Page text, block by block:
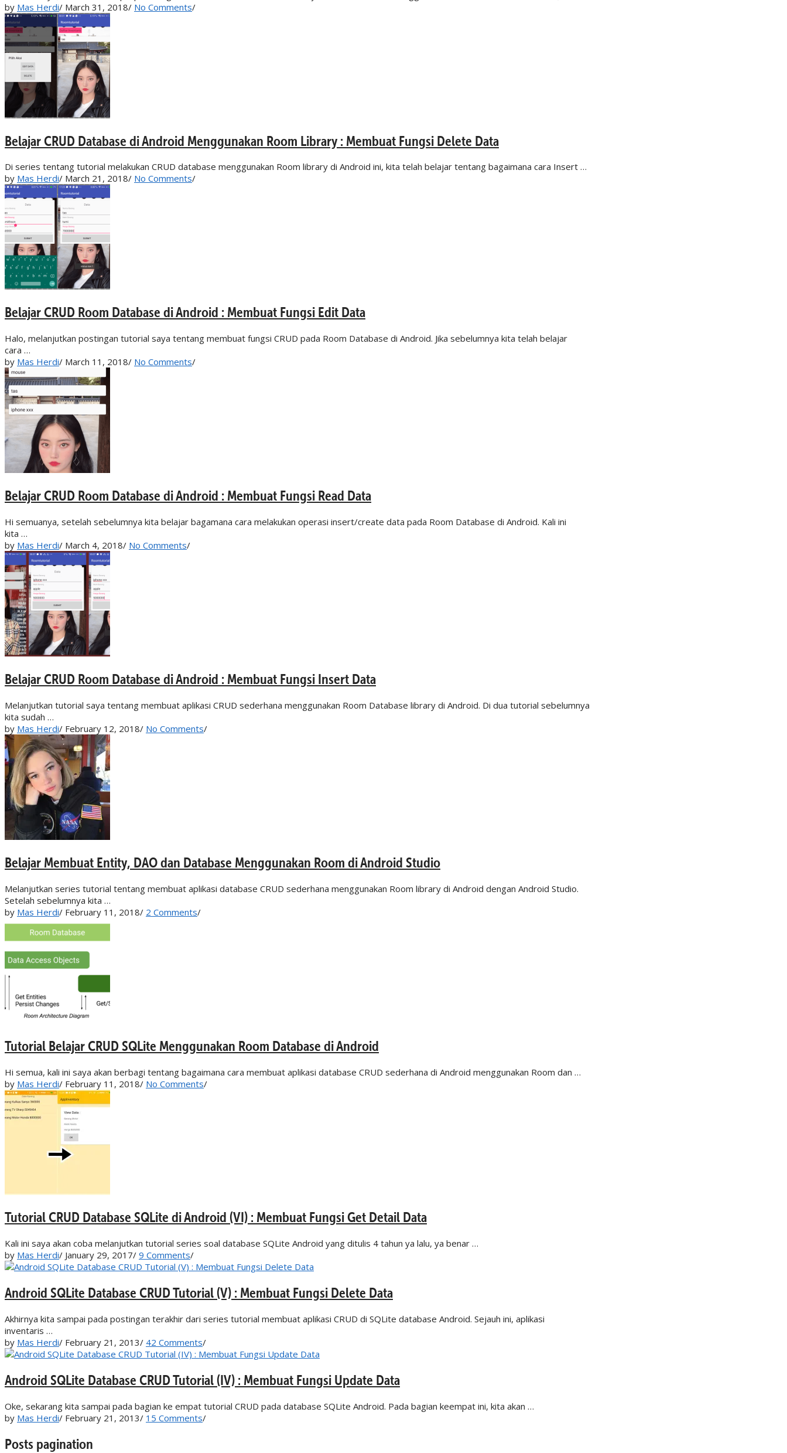
by Mas Herdi/ March 31, 2018/ No Comments/
Belajar CRUD Database di Android Menggunakan Room Library : Membuat Fungsi Delete Data
Di series tentang tutorial melakukan CRUD database menggunakan Room library di Android ini, kita telah belajar tentang bagaimana cara Insert …
by Mas Herdi/ March 21, 2018/ No Comments/
Belajar CRUD Room Database di Android : Membuat Fungsi Edit Data
Halo, melanjutkan postingan tutorial saya tentang membuat fungsi CRUD pada Room Database di Android. Jika sebelumnya kita telah belajar
cara …
by Mas Herdi/ March 11, 2018/ No Comments/
Belajar CRUD Room Database di Android : Membuat Fungsi Read Data
Hi semuanya, setelah sebelumnya kita belajar bagamana cara melakukan operasi insert/create data pada Room Database di Android. Kali ini
kita …
by Mas Herdi/ March 4, 2018/ No Comments/
Belajar CRUD Room Database di Android : Membuat Fungsi Insert Data
Melanjutkan tutorial saya tentang membuat aplikasi CRUD sederhana menggunakan Room Database library di Android. Di dua tutorial sebelumnya
kita sudah …
by Mas Herdi/ February 12, 2018/ No Comments/
Belajar Membuat Entity, DAO dan Database Menggunakan Room di Android Studio
Melanjutkan series tutorial tentang membuat aplikasi database CRUD sederhana menggunakan Room library di Android dengan Android Studio.
Setelah sebelumnya kita …
by Mas Herdi/ February 11, 2018/ 2 Comments/
Tutorial Belajar CRUD SQLite Menggunakan Room Database di Android
Hi semua, kali ini saya akan berbagi tentang bagaimana cara membuat aplikasi database CRUD sederhana di Android menggunakan Room dan …
by Mas Herdi/ February 11, 2018/ No Comments/
Tutorial CRUD Database SQLite di Android (VI) : Membuat Fungsi Get Detail Data
Kali ini saya akan coba melanjutkan tutorial series soal database SQLite Android yang ditulis 4 tahun ya lalu, ya benar …
by Mas Herdi/ January 29, 2017/ 9 Comments/
Android SQLite Database CRUD Tutorial (V) : Membuat Fungsi Delete Data
Akhirnya kita sampai pada postingan terakhir dari series tutorial membuat aplikasi CRUD di SQLite database Android. Sejauh ini, aplikasi
inventaris …
by Mas Herdi/ February 21, 2013/ 42 Comments/
Android SQLite Database CRUD Tutorial (IV) : Membuat Fungsi Update Data
Oke, sekarang kita sampai pada bagian ke empat tutorial CRUD pada database SQLite Android. Pada bagian keempat ini, kita akan …
by Mas Herdi/ February 21, 2013/ 15 Comments/
Posts pagination